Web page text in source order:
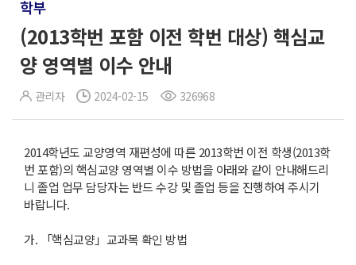
학부
(2013학번 포함 이전 학번 대상) 핵심교
양 영역별 이수 안내
관리자 2024-02-15 326968
2014학년도 교양영역 재편성에 따른 2013학번 이전 학생(2013학
번 포함)의 핵심교양 영역별 이수 방법을 아래와 같이 안내해드리
니 졸업 업무 담당자는 반드 수강 및 졸업 등을 진행하여 주시기
바랍니다.
가. 「핵심교양」교과목 확인 방법